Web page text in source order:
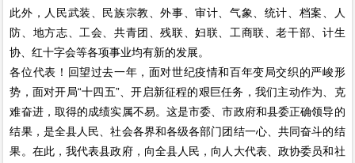
此外，人民武装、民族宗教、外事、审计、气象、统计、档案、人
防、地方志、工会、共青团、残联、妇联、工商联、老干部、计生
协、红十字会等各项事业均有新的发展。
各位代表！回望过去一年，面对世纪疫情和百年变局交织的严峻形
势，面对开局“十四五”、开启新征程的艰巨任务，我们主动作为、克
难奋进，取得的成绩实属不易。这是市委、市政府和县委正确领导的
结果，是全县人民、社会各界和各级各部门团结一心、共同奋斗的结
果。在此，我代表县政府，向全县人民，向人大代表、政协委员和社